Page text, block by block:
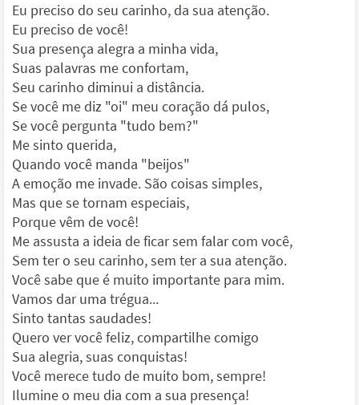
Eu preciso do seu carinho, da sua atenção.
Eu preciso de você!
Sua presença alegra a minha vida,
Suas palavras me confortam,
Seu carinho diminui a distância.
Se você me diz "oi" meu coração dá pulos,
Se você pergunta "tudo bem?"
Me sinto querida,
Quando você manda "beijos"
A emoção me invade. São coisas simples,
Mas que se tornam especiais,
Porque vêm de você!
Me assusta a ideia de ficar sem falar com você,
Sem ter o seu carinho, sem ter a sua atenção.
Você sabe que é muito importante para mim.
Vamos dar uma trégua...
Sinto tantas saudades!
Quero ver você feliz, compartilhe comigo
Sua alegria, suas conquistas!
Você merece tudo de muito bom, sempre!
Ilumine o meu dia com a sua presença!